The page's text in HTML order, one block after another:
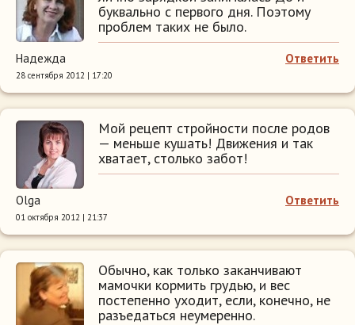
буквально с первого дня. Поэтому
проблем таких не было.
Ответить
Надежда
28 сентября 2012 | 17:20
Мой рецепт стройности после родов
— меньше кушать! Движения и так
хватает, столько забот!
Ответить
Olga
01 октября 2012 | 21:37
Обычно, как только заканчивают
мамочки кормить грудью, и вес
постепенно уходит, если, конечно, не
разъедаться неумеренно.